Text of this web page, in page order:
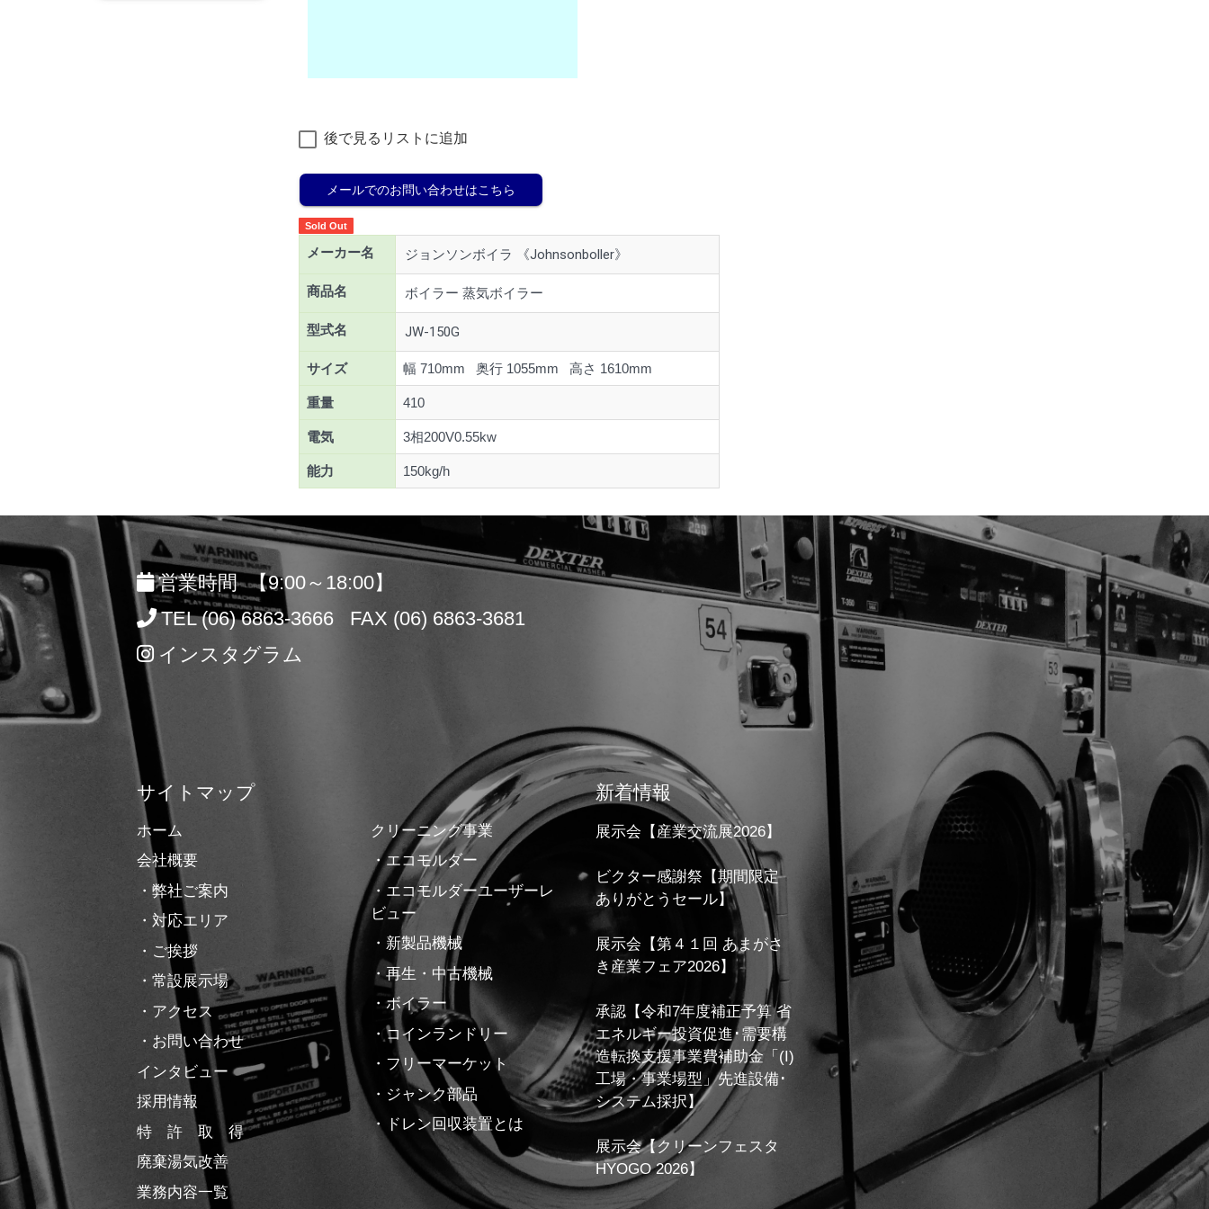
後で見るリストに追加
メールでのお問い合わせはこちら
Sold Out
メーカー名 ジョンソンボイラ 《Johnsonboller》
商品名 ボイラー 蒸気ボイラー
型式名 JW-150G
サイズ 幅 710mm 奥行 1055mm 高さ 1610mm
重量 410
電気 3相200V0.55kw
能力 150kg/h
営業時間 【9:00～18:00】
TEL (06) 6863-3666 FAX (06) 6863-3681
インスタグラム
サイトマップ
ホーム
会社概要
・弊社ご案内
・対応エリア
・ご挨拶
・常設展示場
・アクセス
・お問い合わせ
インタビュー
採用情報
特 許 取 得
廃棄湯気改善
業務内容一覧
クリーニング事業
・エコモルダー
・エコモルダーユーザーレ
ビュー
・新製品機械
・再生・中古機械
・ボイラー
・コインランドリー
・フリーマーケット
・ジャンク部品
・ドレン回収装置とは
新着情報
展示会【産業交流展2026】
ビクター感謝祭【期間限定
ありがとうセール】
展示会【第４１回 あまがさ
き産業フェア2026】
承認【令和7年度補正予算 省
エネルギー投資促進･需要構
造転換支援事業費補助金「(I)
工場・事業場型」先進設備･
システム採択】
展示会【クリーンフェスタ
HYOGO 2026】